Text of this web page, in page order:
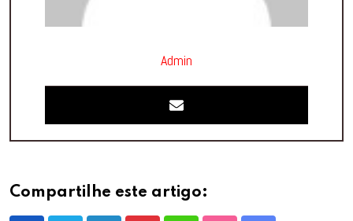
Admin
Compartilhe este artigo: